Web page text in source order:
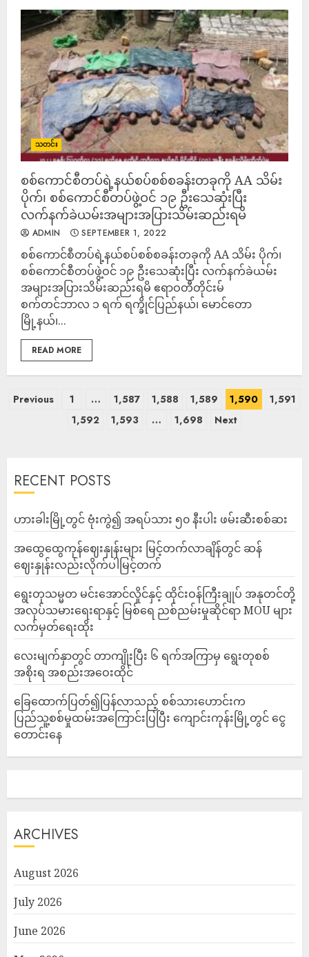
သတင်း
စစ်ကောင်စီတပ်ရဲ့နယ်စပ်စစ်စခန်းတခုကို AA သိမ်း
ပိုက်၊ စစ်ကောင်စီတပ်ဖွဲ့ဝင် ၁၉ ဦးသေဆုံးပြီး
လက်နက်ခဲယမ်းအများအပြားသိမ်းဆည်းရမိ
ADMIN SEPTEMBER 1, 2022
စစ်ကောင်စီတပ်ရဲ့နယ်စပ်စစ်စခန်းတခုကို AA သိမ်း ပိုက်၊
စစ်ကောင်စီတပ်ဖွဲ့ဝင် ၁၉ ဦးသေဆုံးပြီး လက်နက်ခဲယမ်း
အများအပြားသိမ်းဆည်းရမိ ဧရာဝတီတိုင်းမ်
စက်တင်ဘာလ ၁ ရက် ရက္ခိုင်ပြည်နယ်၊ မောင်တော
မြို့နယ်၊...
READ MORE
Previous 1 … 1,587 1,588 1,589 1,590
1,591
1,592
1,593 … 1,698 Next
RECENT POSTS
ဟားခါးမြို့တွင် ဗုံးကွဲ၍ အရပ်သား ၅၀ နီးပါး ဖမ်းဆီးစစ်ဆး
အထွေထွေကုန်ဈေးနှုန်းများ မြင့်တက်လာချိန်တွင် ဆန်
ဈေးနှုန်းလည်းလိုက်ပါမြင့်တက်
ရွေးတုသမ္မတ မင်းအောင်လှိုင်နှင့် ထိုင်းဝန်ကြီးချုပ် အနုတင်တို့
အလုပ်သမားရေးရာနှင့် မြစ်ရေ ညစ်ညမ်းမှုဆိုင်ရာ MOU များ
လက်မှတ်ရေးထိုး
လေးမျက်နှာတွင် တာကျိုးပြီး ၆ ရက်အကြာမှ ရွေးတုစစ်
အစိုးရ အစည်းအဝေးထိုင်
ခြေထောက်ပြတ်၍ပြန်လာသည့် စစ်သားဟောင်းက
ပြည်သူ့စစ်မှုထမ်းအကြောင်းပြပြီး ကျောင်းကုန်းမြို့တွင် ငွေ
တောင်းနေ
ARCHIVES
August 2026
July 2026
June 2026